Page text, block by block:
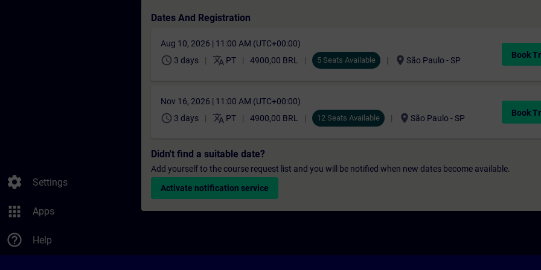
settings Settings
apps Apps
help_outline Help
Dates And Registration
Aug 10, 2026 | 11:00 AM (UTC+00:00)
schedule 3 days translate PT 4900,00 BRL 5 Seats Available location_on São Paulo - SP
Book
Nov 16, 2026 | 11:00 AM (UTC+00:00)
schedule 3 days translate PT 4900,00 BRL 12 Seats Available location_on São Paulo - SP
Book
Didn't find a suitable date?
Add yourself to the course request list and you will be notified when new dates become available.
Activate notification service